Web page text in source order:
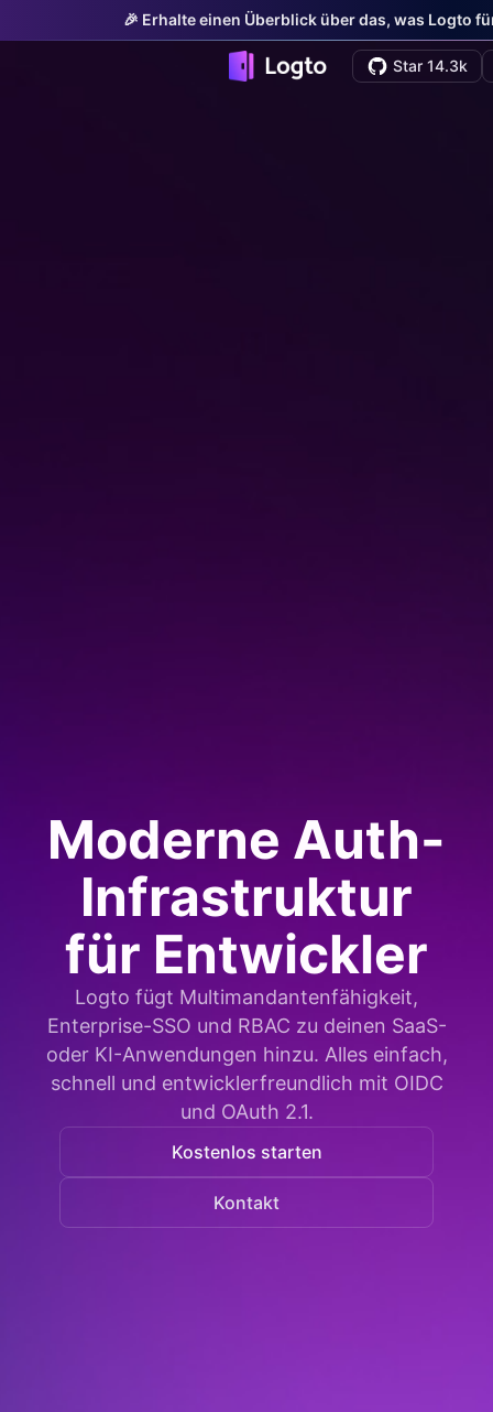
🎉 Erhalte einen Überblick über das, was Logto
Star 14.3k
Moderne Auth-
Infrastruktur
für Entwickler
Logto fügt Multimandantenfähigkeit,
Enterprise-SSO und RBAC zu deinen SaaS-
oder KI-Anwendungen hinzu. Alles einfach,
schnell und entwicklerfreundlich mit OIDC
und OAuth 2.1.
Kostenlos starten
Kontakt